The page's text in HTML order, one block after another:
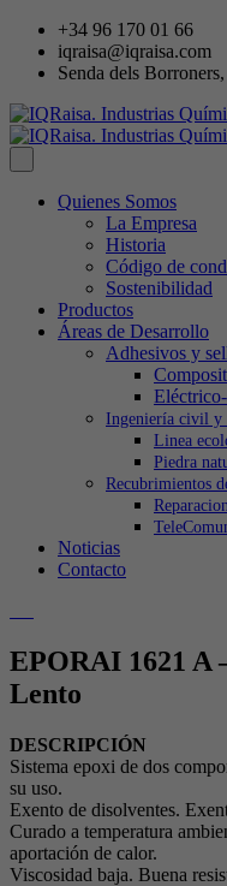
+34 96 170 01 66
iqraisa@iqraisa.com
Senda dels
Quienes Somos
La Empresa
Historia
Código de
Sostenibilidad
Productos
Áreas de Desarrollo
Adhesivos y
Ingeniería civil y
Linea
Piedra
Recubrimientos
Noticias
Contacto
EPORAI 1621 A
Lento
DESCRIPCIÓN
Sistema epoxi de dos
su uso.
Exento de disolventes.
Curado a temperatura
aportación de calor.
Viscosidad baja. Buena